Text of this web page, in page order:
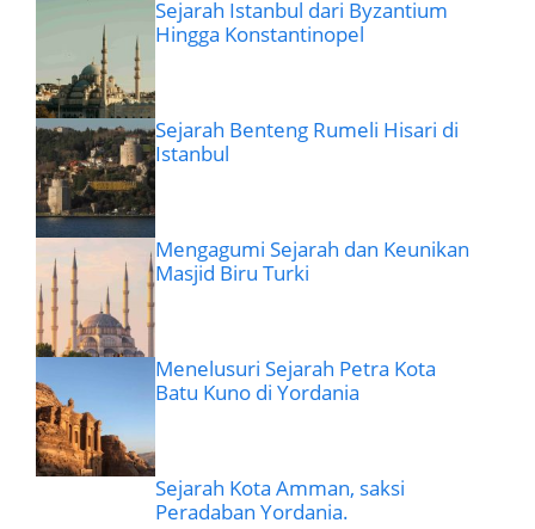
Sejarah Istanbul dari Byzantium
Hingga Konstantinopel
Sejarah Benteng Rumeli Hisari di
Istanbul
Mengagumi Sejarah dan Keunikan
Masjid Biru Turki
Menelusuri Sejarah Petra Kota
Batu Kuno di Yordania
Sejarah Kota Amman, saksi
Peradaban Yordania.